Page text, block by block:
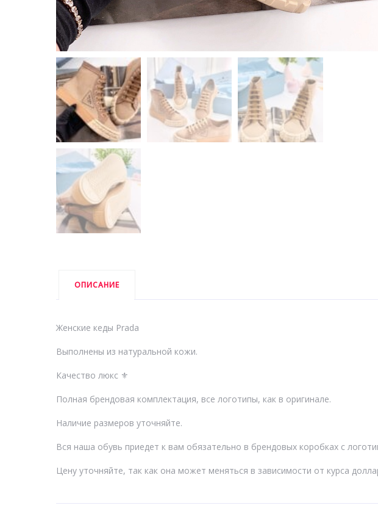
ОПИСАНИЕ
Женские кеды Prada
Выполнены из натуральной кожи.
Качество люкс ⚜️
Полная брендовая комплектация, все логотипы, как в оригинале.
Наличие размеров уточняйте.
Вся наша обувь приедет к вам обязательно в брендовых коробках с
Цену уточняйте, так как она может меняться в зависимости от курса